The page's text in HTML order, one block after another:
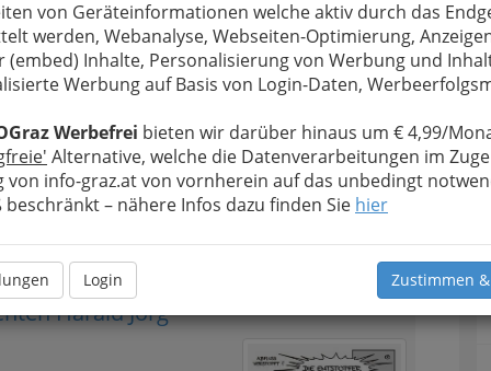
von Geräteinformationen welche aktiv durch das
werden, Webanalyse, Webseiten-Optimierung,
(embed) Inhalte, Personalisierung von Werbung und
Werbung auf Basis von Login-Daten,
Werbefrei bieten wir darüber hinaus um € 4,99/
Alternative, welche die Datenverarbeitungen im
von info-graz.at von vornherein auf das unbedingt
beschränkt – nähere Infos dazu finden Sie hier
Login Zustimmen
von
Sie Ihren
Krisen und in
nicht allein.
!
Alle Bezirke
1
Harald Jörg